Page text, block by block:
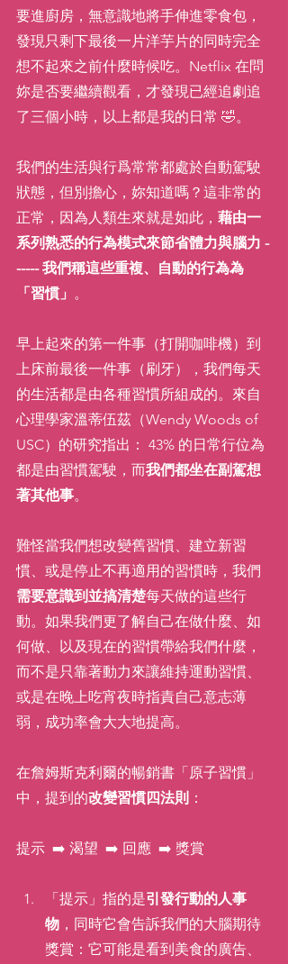
要進廚房，無意識地將手伸進零食包，
發現只剩下最後一片洋芋片的同時完全
想不起來之前什麼時候吃。Netflix 在問
妳是否要繼續觀看，才發現已經追劇追
了三個小時，以上都是我的日常 🤣。
我們的生活與行爲常常都處於自動駕駛
狀態，但別擔心，妳知道嗎？這非常的
正常，因為人類生來就是如此， 藉由一
系列熟悉的行為模式來節省體力與腦力 -
----- 我們稱這些重複、自動的行為為
「習慣」 。
早上起來的第一件事（打開咖啡機）到
上床前最後一件事（刷牙），我們每天
的生活都是由各種習慣所組成的。來自
心理學家溫蒂伍茲（Wendy Woods of
USC）的研究指出： 43% 的日常行位為
都是由習慣駕駛，而我們都坐在副駕想
著其他事。
難怪當我們想改變舊習慣、建立新習
慣、或是停止不再適用的習慣時，我們
需要意識到並搞清楚每天做的這些行
動。如果我們更了解自己在做什麼、如
何做、以及現在的習慣帶給我們什麼，
而不是只靠著動力來讓維持運動習慣、
或是在晚上吃宵夜時指責自己意志薄
弱，成功率會大大地提高。
在詹姆斯克利爾的暢銷書「原子習慣」
中，提到的改變習慣四法則 ：
提示  ➡️ 渴望  ➡️ 回應  ➡️ 獎賞
「提示」指的是引發行動的人事
物 ，同時它會告訴我們的大腦期待
獎賞：它可能是看到美食的廣告、